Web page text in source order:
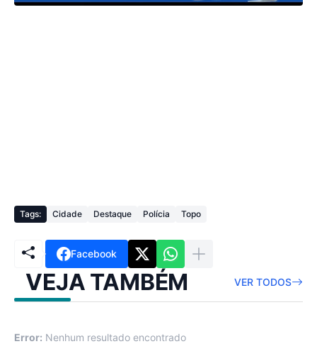
Tags: Cidade Destaque Polícia Topo
Facebook
VEJA TAMBÉM VER TODOS
Error: Nenhum resultado encontrado